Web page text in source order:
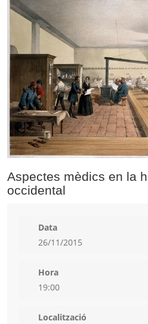
Aspectes mèdics en la
occidental
Data
26/11/2015
Hora
19:00
Localització